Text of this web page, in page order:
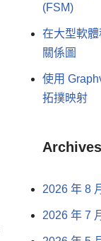
(FSM)
在大型軟
關係圖
使用
拓撲映射
Archives
2026 年 8
2026 年 7